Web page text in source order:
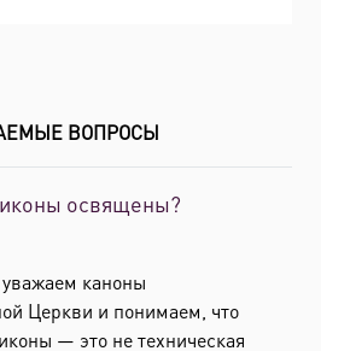
ВОПРОСЫ
освящены?
каноны
Церкви и понимаем, что
— это не техническая